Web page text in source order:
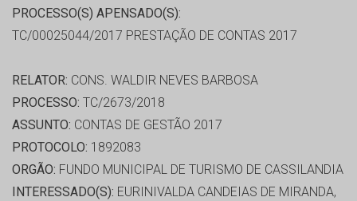
PROCESSO(S) APENSADO(S):
TC/00025044/2017 PRESTAÇÃO DE CONTAS 2017
RELATOR: CONS. WALDIR NEVES BARBOSA
PROCESSO: TC/2673/2018
ASSUNTO: CONTAS DE GESTÃO 2017
PROTOCOLO: 1892083
ORGÃO: FUNDO MUNICIPAL DE TURISMO DE CASSILANDIA
INTERESSADO(S): EURINIVALDA CANDEIAS DE MIRANDA,